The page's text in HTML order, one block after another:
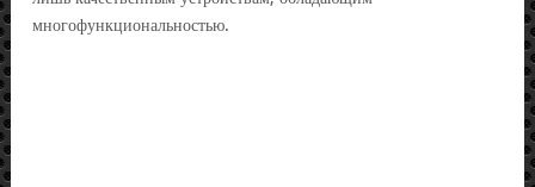
многофункциональностью.